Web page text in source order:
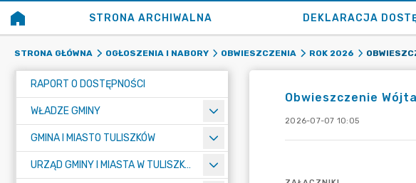
STRONA ARCHIWALNA DEKLARACJA
STRONA GŁÓWNA OGŁOSZENIA I NABORY OBWIESZCZENIA ROK 2026
RAPORT O DOSTĘPNOŚCI
WŁADZE GMINY
GMINA I MIASTO TULISZKÓW
URZĄD GMINY I MIASTA W TULISZKOWIE
Obwieszczenie
2026-07-07 10:05